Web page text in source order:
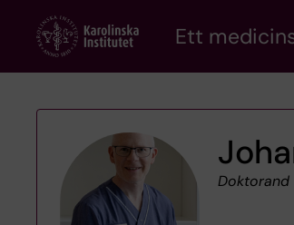
content
Ett
Doktorand